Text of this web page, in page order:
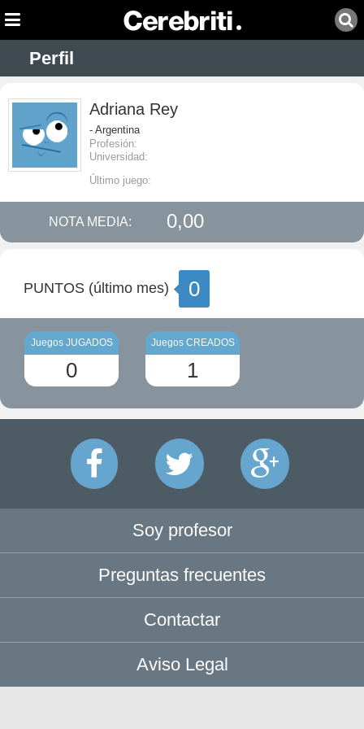
Perfil
Adriana Rey
- Argentina
Profesión:
Universidad:
Último juego:
NOTA MEDIA: 0,00
PUNTOS (último mes) 0
Juegos JUGADOS
0
Juegos CREADOS
1
Soy profesor
Preguntas frecuentes
Contactar
Aviso Legal